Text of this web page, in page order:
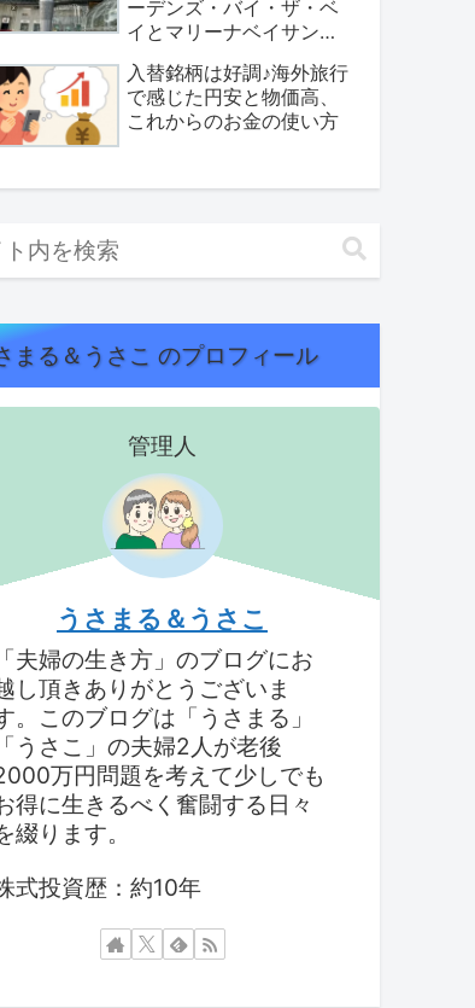
ーデンズ・バイ・ザ・ベ
イとマリーナベイサンズ
入替銘柄は好調♪海外旅行
で感じた円安と物価高、
これからのお金の使い方
まる＆うさこ のプロフィール
管理人
うさまる＆うさこ
「夫婦の生き方」のブログにお
し頂きありがとうございま
。このブログは「うさまる」
「うさこ」の夫婦2人が老後
万円問題を考えて少しでも
得に生きるべく奮闘する日々
綴ります。
式投資歴：約10年